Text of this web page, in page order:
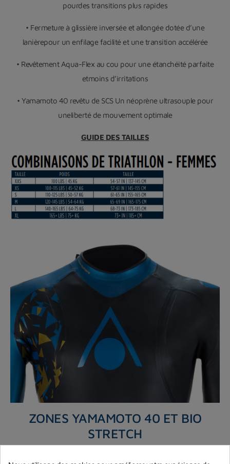
pourdes transitions plus rapides
• Fermeture à glissière inversée et allongée dotée d’une
lanièrepour un enfilage facilité et une transition accélérée
• Revêtement Aqua-Flex au cou pour une étanchéité parfaite
etmoins d’irritations
• Yamamoto 40 revêtu de SCS Un néoprène ultrasouple pour
uneliberté de mouvement optimale
GUIDE DES TAILLES
ZONES YAMAMOTO 40 ET BIO
STRETCH